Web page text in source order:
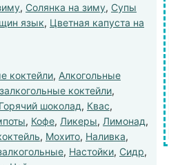
, Солянка на зиму, Супы
язык, Цветная капуста на
коктейли, Алкогольные
коктейли,
Горячий шоколад, Квас,
, Кофе, Ликеры, Лимонад,
, Мохито, Наливка,
, Настойки, Сидр,